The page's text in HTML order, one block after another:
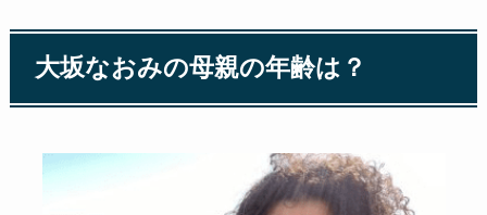
大坂なおみの母親の年齢は？